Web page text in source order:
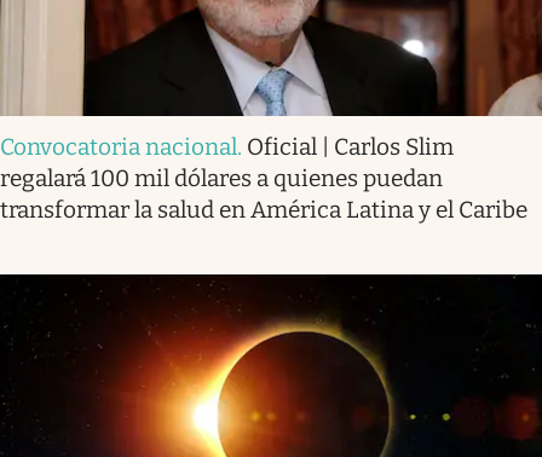
Convocatoria nacional. Oficial | Carlos Slim
regalará 100 mil dólares a quienes puedan
transformar la salud en América Latina y el Caribe